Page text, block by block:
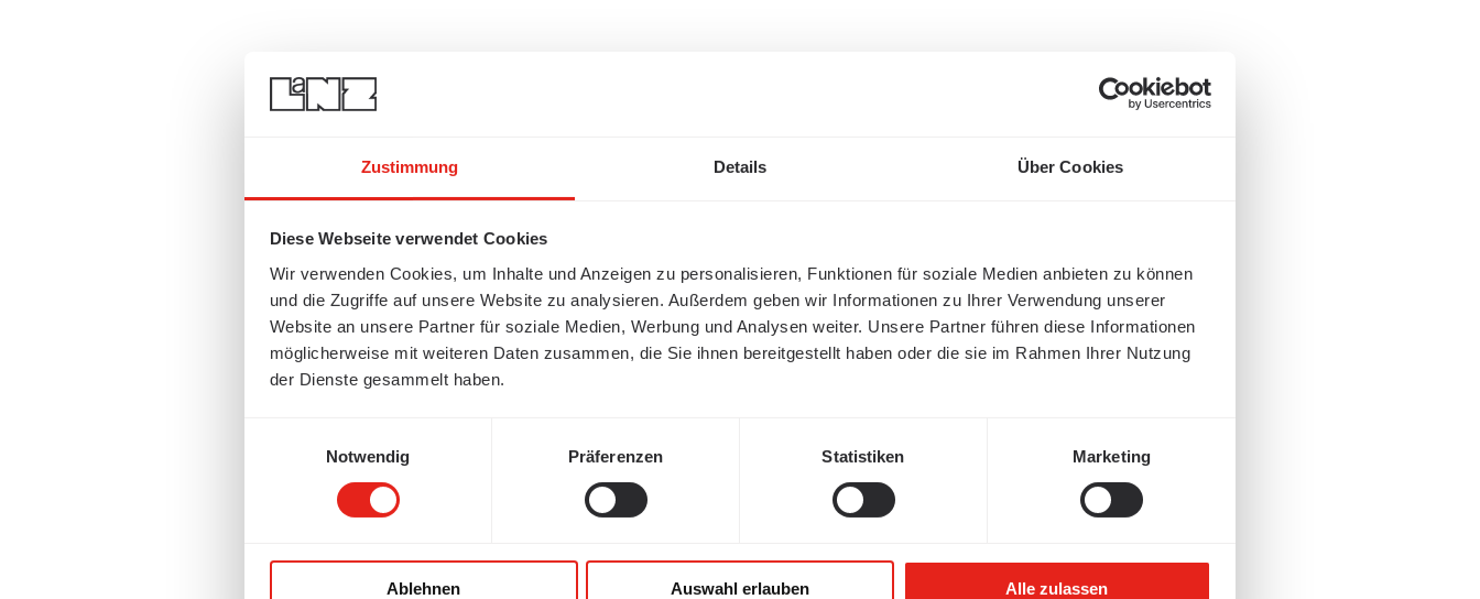
Zustimmung Details Über Cookies
Diese Webseite verwendet Cookies
Wir verwenden Cookies, um Inhalte und Anzeigen zu personalisieren, Funktionen für soziale Medien anbieten zu können
und die Zugriffe auf unsere Website zu analysieren. Außerdem geben wir Informationen zu Ihrer Verwendung unserer
Website an unsere Partner für soziale Medien, Werbung und Analysen weiter. Unsere Partner führen diese Informationen
möglicherweise mit weiteren Daten zusammen, die Sie ihnen bereitgestellt haben oder die sie im Rahmen Ihrer Nutzung
der Dienste gesammelt haben.
Notwendig
Präferenzen Statistiken Marketing
Ablehnen Auswahl erlauben Alle zulassen